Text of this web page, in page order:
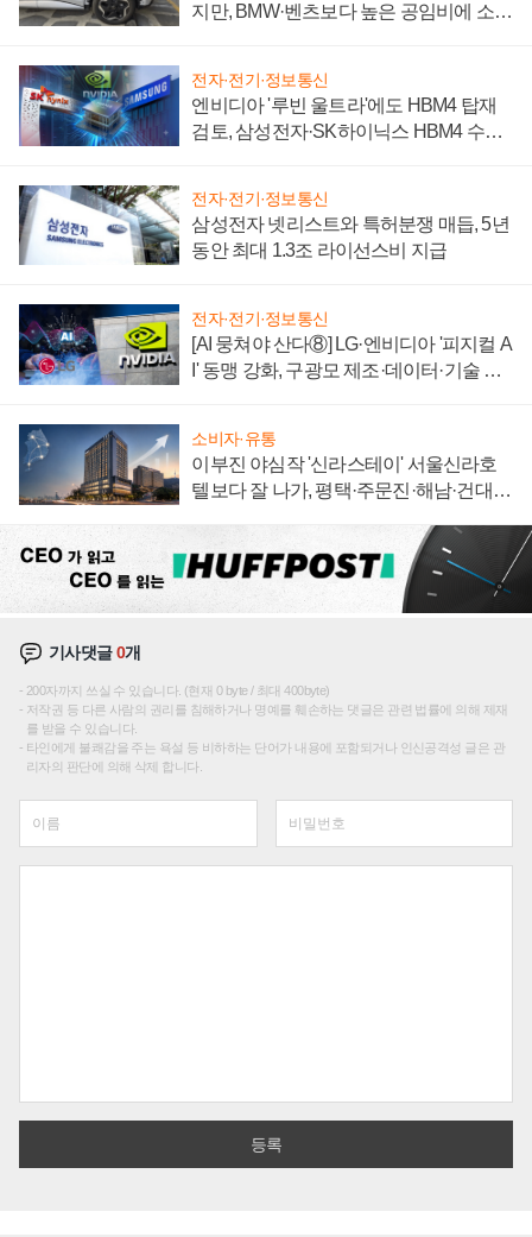
지만, BMW·벤츠보다 높은 공임비에 소비
전자·전기·정보통신
엔비디아 '루빈 울트라'에도 HBM4 탑재
검토, 삼성전자·SK하이닉스 HBM4 수율
전자·전기·정보통신
삼성전자 넷리스트와 특허분쟁 매듭, 5년
동안 최대 1.3조 라이선스비 지급
전자·전기·정보통신
[AI 뭉쳐야 산다⑧] LG·엔비디아 '피지컬 A
I' 동맹 강화, 구광모 제조·데이터·기술 결
소비자·유통
이부진 야심작 '신라스테이' 서울신라호
텔보다 잘 나가, 평택·주문진·해남·건대로
기사댓글0개
200자까지 쓰실 수 있습니다. (현재 0 byte / 최대 400byte)
저작권 등 다른 사람의 권리를 침해하거나 명예를 훼손하는 댓글은 관련 법률에 의해 제재
를 받을 수 있습니다.
타인에게 불쾌감을 주는 욕설 등 비하하는 단어가 내용에 포함되거나 인신공격성 글은 관
리자의 판단에 의해 삭제 합니다.